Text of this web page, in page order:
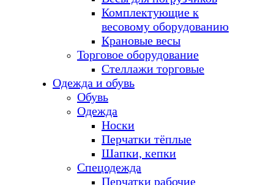
Комплектующие к
весовому оборудованию
Крановые весы
Торговое оборудование
Стеллажи торговые
Одежда и обувь
Обувь
Одежда
Носки
Перчатки тёплые
Шапки, кепки
Спецодежда
Перчатки рабочие